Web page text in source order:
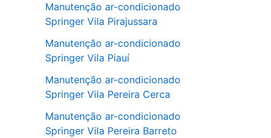
Manutenção ar-condicionado
Springer Vila Pirajussara
Manutenção ar-condicionado
Springer Vila Piauí
Manutenção ar-condicionado
Springer Vila Pereira Cerca
Manutenção ar-condicionado
Springer Vila Pereira Barreto